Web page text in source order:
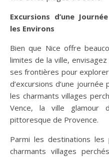
Excursions d’une
les Environs
Bien que Nice offre
limites de la ville,
ses frontières pour
d’excursions d’une
les charmants villages
Vence, la ville glamour
pittoresque de Provence.
Parmi les destinations
charmants villages